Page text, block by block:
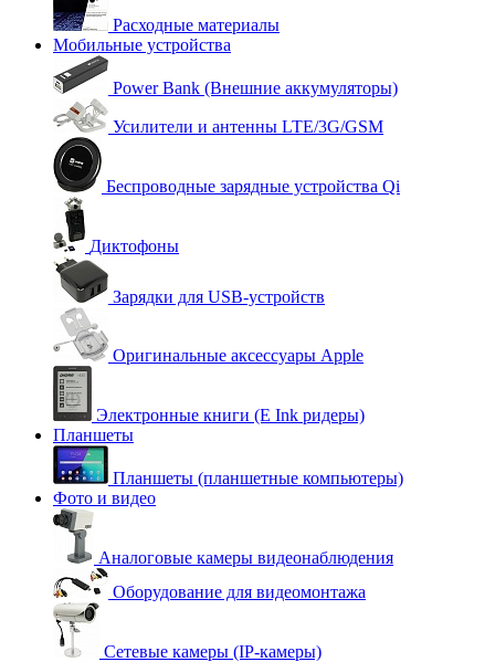
Расходные материалы
Мобильные устройства
Power Bank (Внешние аккумуляторы)
Усилители и антенны LTE/3G/GSM
Беспроводные зарядные устройства Qi
Диктофоны
Зарядки для USB-устройств
Оригинальные аксессуары Apple
Электронные книги (E Ink ридеры)
Планшеты
Планшеты (планшетные компьютеры)
Фото и видео
Аналоговые камеры видеонаблюдения
Оборудование для видеомонтажа
Сетевые камеры (IP-камеры)